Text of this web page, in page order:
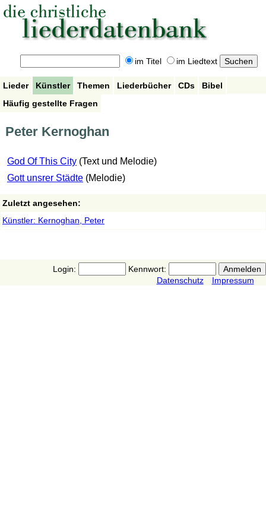
im Titel im Liedtext
Lieder Künstler Themen Liederbücher CDs
Bibel
Häufig gestellte Fragen
Peter Kernoghan
God Of This City (Text und Melodie)
Gott unsrer Städte (Melodie)
Zuletzt angesehen:
Künstler: Kernoghan, Peter
Login:
Kennwort:
Datenschutz
Impressum